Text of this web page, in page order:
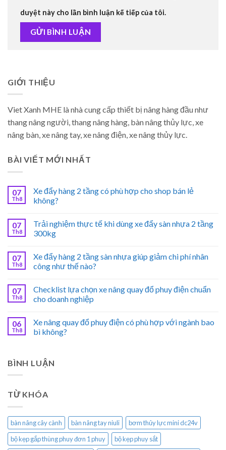
duyệt này cho lần bình luận kế tiếp của tôi.
GIỚI THIỆU
Viet Xanh MHE là nhà cung cấp thiết bị nâng hàng đầu như
thang nâng người, thang nâng hàng, bàn nâng thủy lực, xe
nâng bàn, xe nâng tay, xe nâng điện, xe nâng thủy lực.
BÀI VIẾT MỚI NHẤT
07
Th8
Xe đẩy hàng 2 tầng có phù hợp cho shop bán lẻ
không?
07
Th8
Trải nghiệm thực tế khi dùng xe đẩy sàn nhựa 2 tầng
300kg
07
Th8
Xe đẩy hàng 2 tầng sàn nhựa giúp giảm chi phí nhân
công như thế nào?
07
Th8
Checklist lựa chọn xe nâng quay đổ phuy điện chuẩn
cho doanh nghiệp
06
Th8
Xe nâng quay đổ phuy điện có phù hợp với ngành bao
bì không?
BÌNH LUẬN
TỪ KHÓA
bàn nâng cây cành bàn nâng tay niuli
bơm thủy lực mini dc24v
bộ kẹp gắp thùng phuy đơn 1 phuy
bộ kẹp phuy sắt